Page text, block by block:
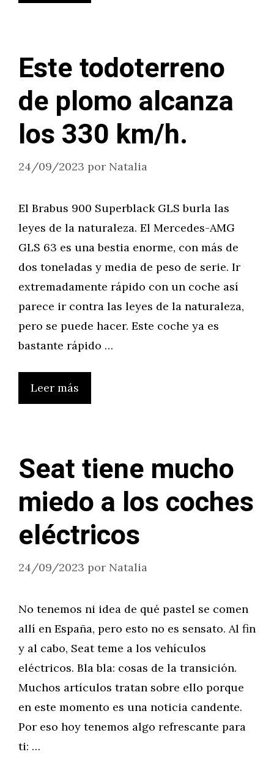
Este todoterreno
de plomo alcanza
los 330 km/h.
24/09/2023 por Natalia
El Brabus 900 Superblack GLS burla las
leyes de la naturaleza. El Mercedes-AMG
GLS 63 es una bestia enorme, con más de
dos toneladas y media de peso de serie. Ir
extremadamente rápido con un coche así
parece ir contra las leyes de la naturaleza,
pero se puede hacer. Este coche ya es
bastante rápido …
Leer más
Seat tiene mucho
miedo a los coches
eléctricos
24/09/2023 por Natalia
No tenemos ni idea de qué pastel se comen
allí en España, pero esto no es sensato. Al fin
y al cabo, Seat teme a los vehículos
eléctricos. Bla bla: cosas de la transición.
Muchos artículos tratan sobre ello porque
en este momento es una noticia candente.
Por eso hoy tenemos algo refrescante para
ti: …